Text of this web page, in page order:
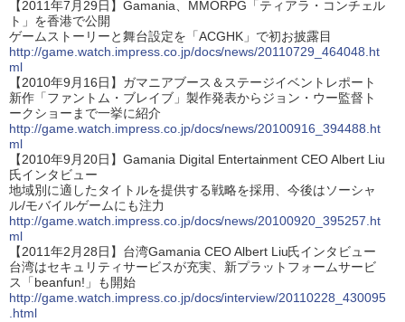
【2011年7月29日】Gamania、MMORPG「ティアラ・コンチェル
ト」を香港で公開
ゲームストーリーと舞台設定を「ACGHK」で初お披露目
http://game.watch.impress.co.jp/docs/news/20110729_464048.ht
ml
【2010年9月16日】ガマニアブース＆ステージイベントレポート
新作「ファントム・ブレイブ」製作発表からジョン・ウー監督ト
ークショーまで一挙に紹介
http://game.watch.impress.co.jp/docs/news/20100916_394488.ht
ml
【2010年9月20日】Gamania Digital Entertainment CEO Albert Liu
氏インタビュー
地域別に適したタイトルを提供する戦略を採用、今後はソーシャ
ル/モバイルゲームにも注力
http://game.watch.impress.co.jp/docs/news/20100920_395257.ht
ml
【2011年2月28日】台湾Gamania CEO Albert Liu氏インタビュー
台湾はセキュリティサービスが充実、新プラットフォームサービ
ス「beanfun!」も開始
http://game.watch.impress.co.jp/docs/interview/20110228_430095
.html